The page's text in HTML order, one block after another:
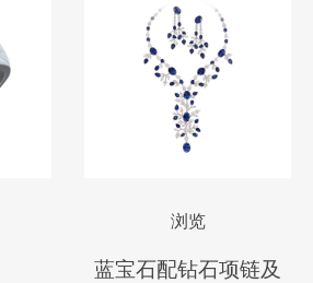
浏览
蓝宝石配钻石项链及